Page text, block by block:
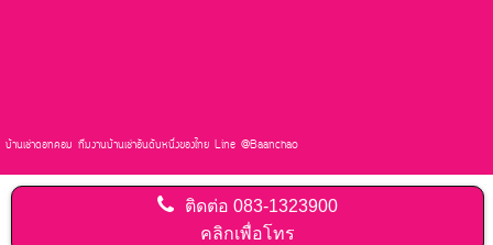
บ้านเช่าดอทคอม ทีมงานบ้านเช่าอันดับหนึ่งของไทย Line @Baanchao
ติดต่อ 083-1323900
คลิกเพื่อโทร